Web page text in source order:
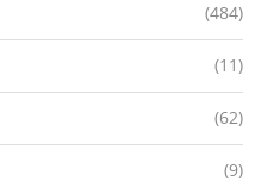
(484)
(11)
(62)
(9)